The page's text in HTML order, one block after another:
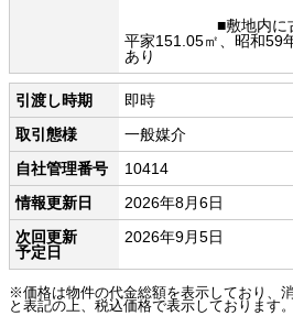
■敷地内に古屋2
平家151.05㎡、昭和59
あり
引渡し時期
即時
取引態様
一般媒介
自社管理番号
10414
情報更新日
2026年8月6日
次回更新
予定日
2026年9月5日
※価格は物件の代金総額を表示しており、
と表記の上、税込価格で表示しております。